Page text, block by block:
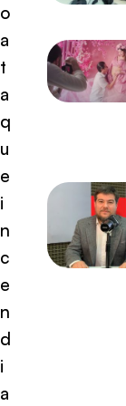
o
a
t
a
q
u
e
i
n
c
e
n
d
i
a